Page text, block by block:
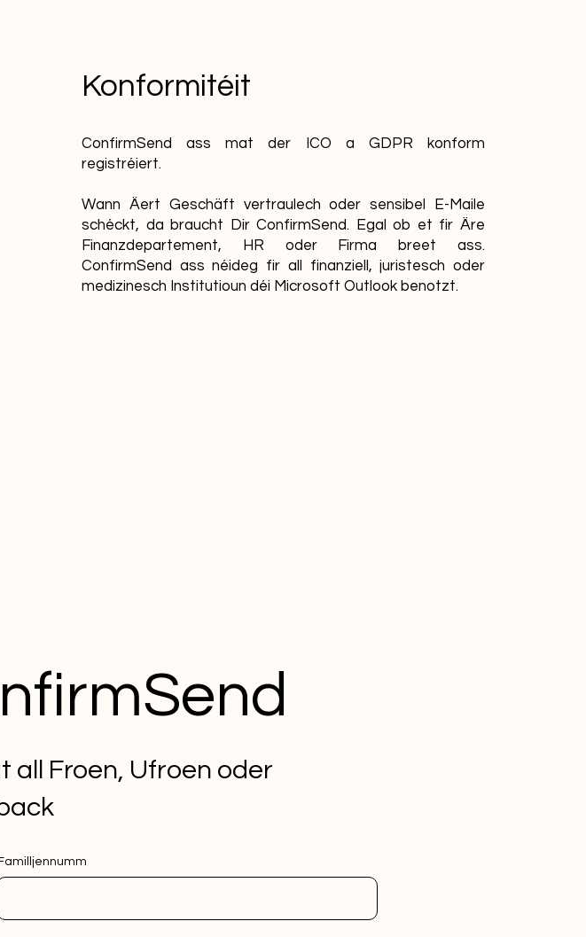
Konformitéit
ConfirmSend ass mat der ICO a GDPR konform
registréiert.
Wann Äert Geschäft vertraulech oder sensibel E-Maile
schéckt, da braucht Dir ConfirmSend. Egal ob et fir Äre
Finanzdepartement, HR oder Firma breet ass.
ConfirmSend ass néideg fir all finanziell, juristesch oder
medizinesch Institutioun déi Microsoft Outlook benotzt.
all Froen, Ufroen oder
Familljennumm